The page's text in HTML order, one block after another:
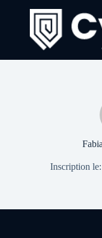
Inscription